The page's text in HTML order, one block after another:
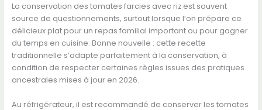
La conservation des tomates farcies avec riz est souvent
source de questionnements, surtout lorsque l’on prépare ce
délicieux plat pour un repas familial important ou pour gagner
du temps en cuisine. Bonne nouvelle : cette recette
traditionnelle s’adapte parfaitement à la conservation, à
condition de respecter certaines règles issues des pratiques
ancestrales mises à jour en 2026.
Au réfrigérateur, il est recommandé de conserver les tomates